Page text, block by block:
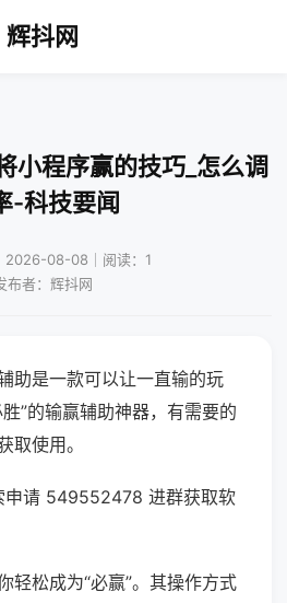
辉抖网
小程序赢的技巧_怎么调
-科技要闻
2026-08-08｜阅读：1
布者：辉抖网
助是一款可以让一直输的玩
”的输赢辅助神器，有需要的
取使用。
申请 549552478 进群获取软
轻松成为“必赢”。其操作方式